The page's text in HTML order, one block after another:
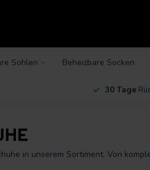
Sohlen Beheizbare Socken
30 Tage
in unserem Sortiment. Von